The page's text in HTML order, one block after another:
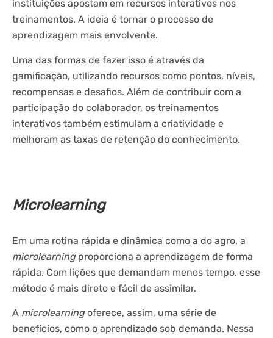
instituições apostam em recursos interativos nos
treinamentos. A ideia é tornar o processo de
aprendizagem mais envolvente.
Uma das formas de fazer isso é através da
gamificação, utilizando recursos como pontos, níveis,
recompensas e desafios. Além de contribuir com a
participação do colaborador, os treinamentos
interativos também estimulam a criatividade e
melhoram as taxas de retenção do conhecimento.
Microlearning
Em uma rotina rápida e dinâmica como a do agro, a
microlearningproporciona a aprendizagem de forma
rápida. Com lições que demandam menos tempo, esse
método é mais direto e fácil de assimilar.
A microlearningoferece, assim, uma série de
benefícios, como o aprendizado sob demanda. Nessa